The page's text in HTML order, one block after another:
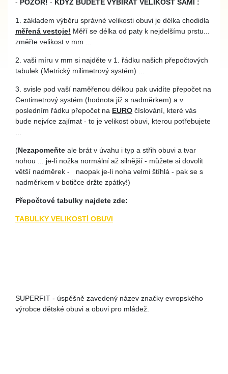
- POZOR! - KDYŽ BUDETE VYBÍRAT VELIKOST SAMI :
1. základem výběru správné velikosti obuvi je délka chodidla
měřená vestoje! Měří se délka od paty k nejdelšímu prstu...
změřte velikost v mm ...
2. vaši míru v mm si najděte v 1. řádku našich přepočtových
tabulek (Metrický milimetrový systém) ...
3. svisle pod vaší naměřenou délkou pak uvidíte přepočet na
Centimetrový systém (hodnota již s nadměrkem) a v
posledním řádku přepočet na EURO číslování, které vás
bude nejvíce zajímat - to je velikost obuvi, kterou potřebujete
(Nezapomeňte ale brát v úvahu i typ a střih obuvi a tvar
nohou ... je-li nožka normální až silnější - můžete si dovolit
větší nadměrek - naopak je-li noha velmi štíhlá - pak se s
nadměrkem v botičce držte zpátky!)
Přepočtové tabulky najdete zde:
TABULKY VELIKOSTÍ OBUVI
SUPERFIT - úspěšně zavedený název značky evropského
výrobce dětské obuvi a obuvi pro mládež.